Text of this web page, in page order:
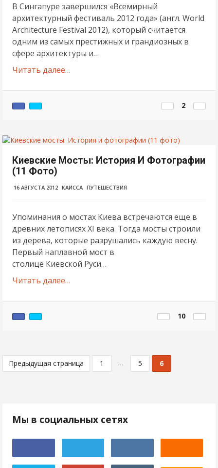
В Сингапуре завершился «Всемирный
архитектурный фестиваль 2012 года» (англ. World
Architecture Festival 2012), который считается
одним из самых престижных и грандиозных в
сфере архитектуры и…
Читать далее…
2
Киевские Мосты: История И Фотографии
(11 Фото)
16 АВГУСТА 2012 КАИССА ПУТЕШЕСТВИЯ
Упоминания о мостах Киева встречаются еще в
древних летописях XI века. Тогда мосты строили
из дерева, которые разрушались каждую весну.
Первый наплавной мост в
столице Киевской Руси…
Читать далее…
10
Предыдущая страница 1 … 5 6
Мы в социальных сетях